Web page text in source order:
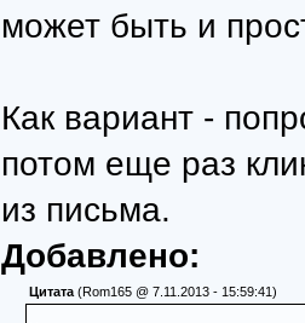
может быть и
Как вариант -
потом еще раз
из письма.
Добавлено:
Цитата(Rom165 @ 7.11.2013 - 15:59:41)